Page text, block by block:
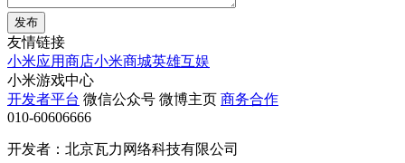
发布
友情链接
小米应用商店小米商城英雄互娱
小米游戏中心
开发者平台 微信公众号 微博主页 商务合作
010-60606666
开发者：北京瓦力网络科技有限公司